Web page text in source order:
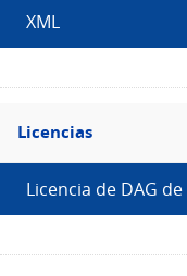
XML
Filtro
Licencias
Licencias
Licencia de DAG